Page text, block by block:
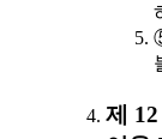
제